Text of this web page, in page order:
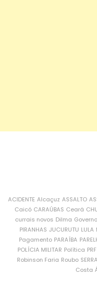
ACIDENTE Alcaçuz ASSALTO
Caicó CARAÚBAS Ceará
currais novos Dilma
PIRANHAS JUCURUTU LULA
Pagamento PARAÍBA
POLÍCIA MILITAR Política PRF
Robinson Faria Roubo
Costa